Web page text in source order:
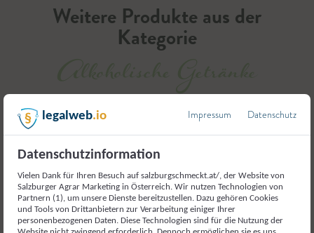
Weitere Produkte aus der
Kategorie
Alkoholische Getränke
legalweb.io Impressum Datenschutz
Datenschutzinformation
Vielen Dank für Ihren Besuch auf salzburgschmeckt.at/, der Website von
Salzburger Agrar Marketing in Österreich. Wir nutzen Technologien von
Partnern (1), um unsere Dienste bereitzustellen. Dazu gehören Cookies
und Tools von Drittanbietern zur Verarbeitung einiger Ihrer
personenbezogenen Daten. Diese Technologien sind für die Nutzung der